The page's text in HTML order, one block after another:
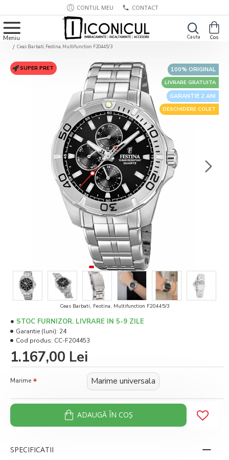
CONTUL MEU CONTACT
Ceas Barbati, Festina, Multifunction F20445/3
GARANTIE 2 ANI
100% ORIGINAL
LIVRARE GRATUITA
DESCHIDERE COLET
SUPER PRET
Ceas Barbati, Festina, Multifunction F20445/3
1.167,00 Lei
STOC FURNIZOR. LIVRARE IN 5-9 ZILE
Garantie (luni): 24
Cod produs: CC-F204453
Marime Marime universala
ADAUGĂ ÎN COŞ
SPECIFICATII